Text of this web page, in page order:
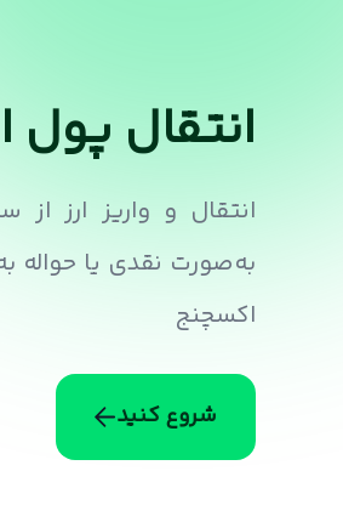
انتقال پول
انتقال و واریز ارز از
به‌صورت نقدی یا حواله
اکسچنج
شروع کنید